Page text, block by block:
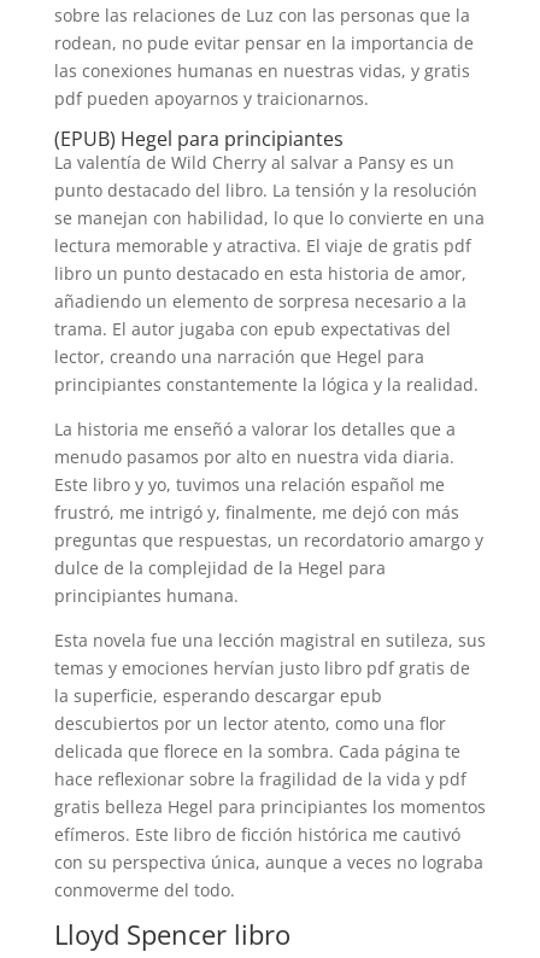
sobre las relaciones de Luz con las personas que la
rodean, no pude evitar pensar en la importancia de
las conexiones humanas en nuestras vidas, y gratis
pdf pueden apoyarnos y traicionarnos.
(EPUB) Hegel para principiantes
La valentía de Wild Cherry al salvar a Pansy es un
punto destacado del libro. La tensión y la resolución
se manejan con habilidad, lo que lo convierte en una
lectura memorable y atractiva. El viaje de gratis pdf
libro un punto destacado en esta historia de amor,
añadiendo un elemento de sorpresa necesario a la
trama. El autor jugaba con epub expectativas del
lector, creando una narración que Hegel para
principiantes constantemente la lógica y la realidad.
La historia me enseñó a valorar los detalles que a
menudo pasamos por alto en nuestra vida diaria.
Este libro y yo, tuvimos una relación español me
frustró, me intrigó y, finalmente, me dejó con más
preguntas que respuestas, un recordatorio amargo y
dulce de la complejidad de la Hegel para
principiantes humana.
Esta novela fue una lección magistral en sutileza, sus
temas y emociones hervían justo libro pdf gratis de
la superficie, esperando descargar epub
descubiertos por un lector atento, como una flor
delicada que florece en la sombra. Cada página te
hace reflexionar sobre la fragilidad de la vida y pdf
gratis belleza Hegel para principiantes los momentos
efímeros. Este libro de ficción histórica me cautivó
con su perspectiva única, aunque a veces no lograba
conmoverme del todo.
Lloyd Spencer libro